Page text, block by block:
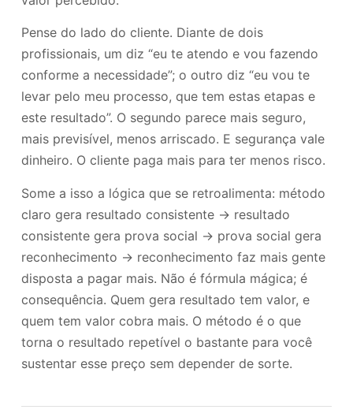
Pense do lado do cliente. Diante de dois
profissionais, um diz “eu te atendo e vou fazendo
conforme a necessidade”; o outro diz “eu vou te
levar pelo meu processo, que tem estas etapas e
este resultado”. O segundo parece mais seguro,
mais previsível, menos arriscado. E segurança vale
dinheiro. O cliente paga mais para ter menos risco.
Some a isso a lógica que se retroalimenta: método
claro gera resultado consistente → resultado
consistente gera prova social → prova social gera
reconhecimento → reconhecimento faz mais gente
disposta a pagar mais. Não é fórmula mágica; é
consequência. Quem gera resultado tem valor, e
quem tem valor cobra mais. O método é o que
torna o resultado repetível o bastante para você
sustentar esse preço sem depender de sorte.